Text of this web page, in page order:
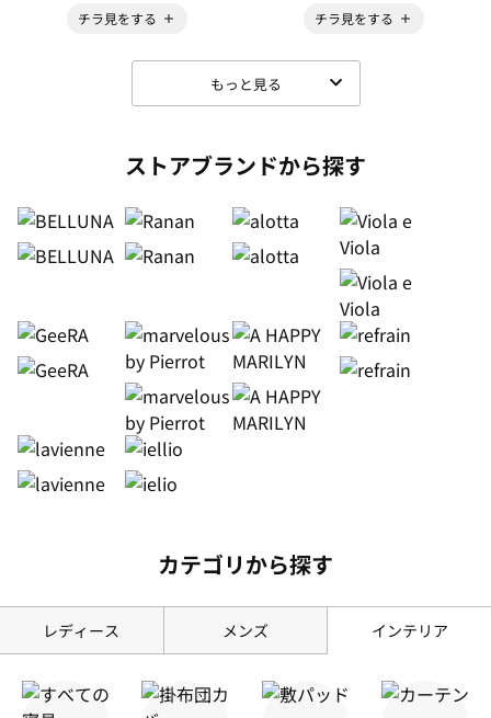
チラ見をする
チラ見をする
もっと見る
ストアブランドから探す
カテゴリから探す
レディース メンズ インテリア